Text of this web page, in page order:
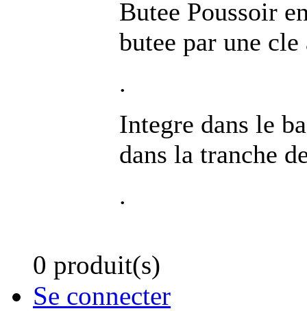
Butee Poussoir
butee par une
.
Integre dans le
dans la tranche
.
0 produit(s)
Se connecter